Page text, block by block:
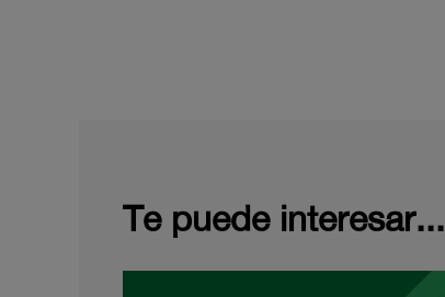
Te puede interesar...